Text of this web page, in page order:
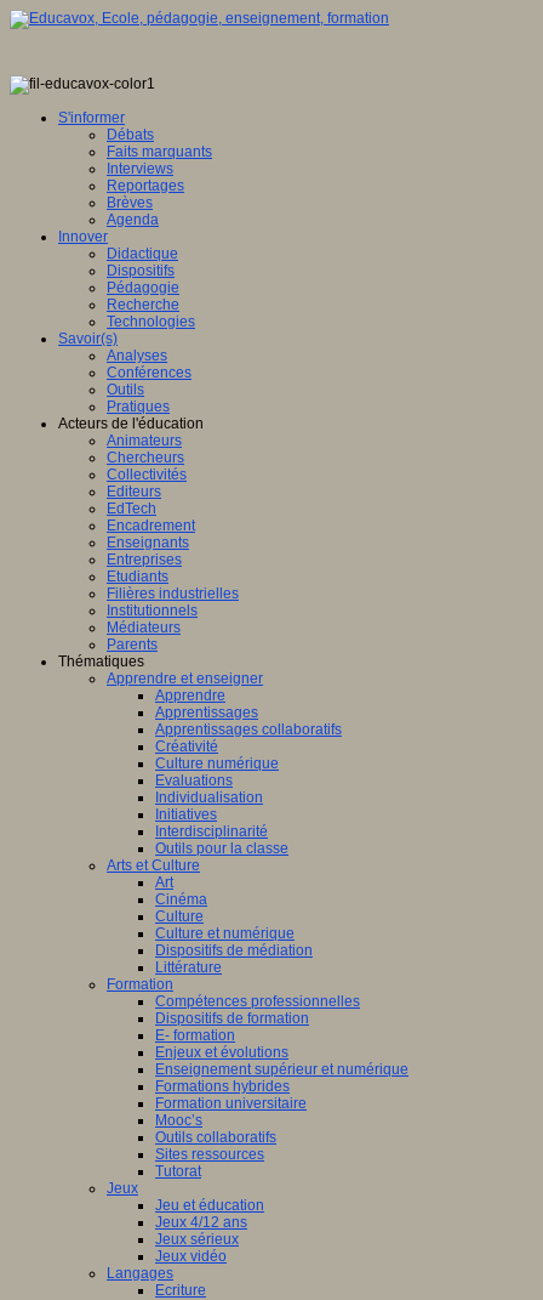
S'informer
Débats
Faits marquants
Interviews
Reportages
Brèves
Agenda
Innover
Didactique
Dispositifs
Pédagogie
Recherche
Technologies
Savoir(s)
Analyses
Conférences
Outils
Pratiques
Acteurs de l'éducation
Animateurs
Chercheurs
Collectivités
Editeurs
EdTech
Encadrement
Enseignants
Entreprises
Etudiants
Filières industrielles
Institutionnels
Médiateurs
Parents
Thématiques
Apprendre et enseigner
Apprendre
Apprentissages
Apprentissages collaboratifs
Créativité
Culture numérique
Evaluations
Individualisation
Initiatives
Interdisciplinarité
Outils pour la classe
Arts et Culture
Art
Cinéma
Culture
Culture et numérique
Dispositifs de médiation
Littérature
Formation
Compétences professionnelles
Dispositifs de formation
E- formation
Enjeux et évolutions
Enseignement supérieur et numérique
Formations hybrides
Formation universitaire
Mooc’s
Outils collaboratifs
Sites ressources
Tutorat
Jeux
Jeu et éducation
Jeux 4/12 ans
Jeux sérieux
Jeux vidéo
Langages
Ecriture